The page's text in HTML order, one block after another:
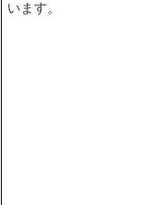
います。